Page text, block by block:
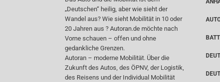
„Deutschen“ heilig, aber wie sieht der
Wandel aus? Wie sieht Mobilität in 10 oder
20 Jahren aus ? Autoran.de möchte nach
Vorne schauen – offen und ohne
gedankliche Grenzen.
Autoran – moderne Mobilität. Über die
Zukunft des Autos, des ÖPNV, der Logistik,
des Reisens und der Individual Mobilität